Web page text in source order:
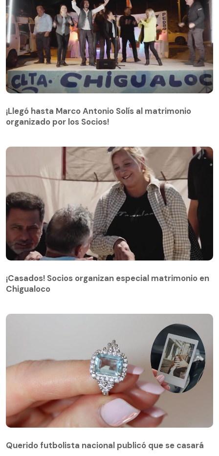
organizado por los Socios!
¡Llegó hasta Marco Antonio Solís al matrimonio
organizado por los Socios!
Chigualoco
¡Casados! Socios organizan especial matrimonio en
Chigualoco
Querido futbolista nacional publicó que se casará